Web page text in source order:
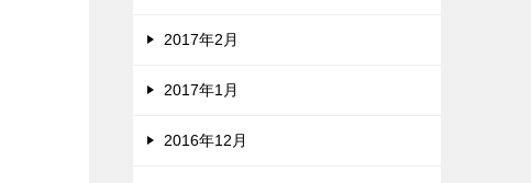
2017年2月
2017年1月
2016年12月